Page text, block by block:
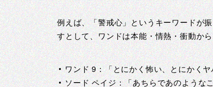
例えば、「警戒心」というキーワードが
すとして、ワンドは本能・情熱・衝動か
ワンド 9：「とにかく怖い、とにかく
ソード ペイジ：「あちらであのよう